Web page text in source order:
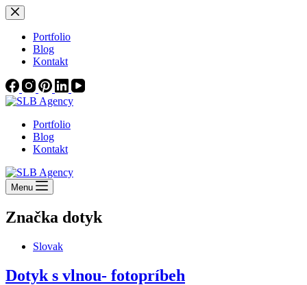
Skip
to
contentPortfolio
Blog
Kontakt
Portfolio
Blog
Kontakt
Menu
Značka dotyk
Slovak
Dotyk s vlnou- fotopríbeh